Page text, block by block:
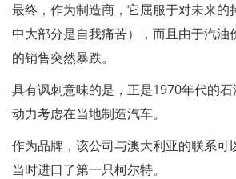
最终，作为制造商，它屈服于对未来的
中大部分是自我痛苦），而且由于汽油
的销售突然暴跌。
具有讽刺意味的是，正是1970年代的
动力考虑在当地制造汽车。
作为品牌，该公司与澳大利亚的联系可
当时进口了第一只柯尔特。